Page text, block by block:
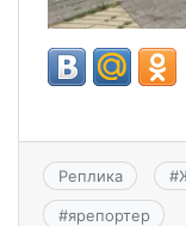
Реплика #
#ярепортер